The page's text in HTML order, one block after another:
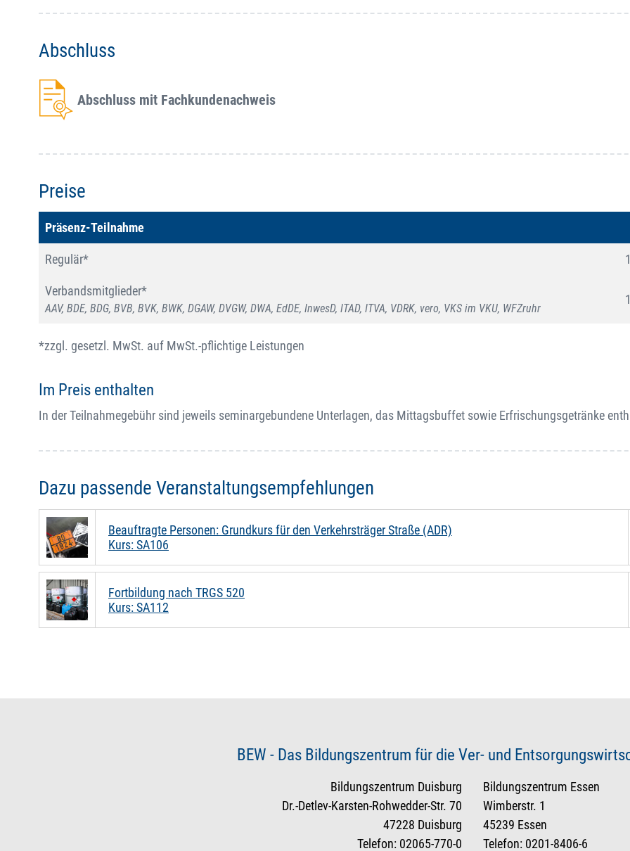
Abschluss
Abschluss mit Fachkundenachweis
Preise
Präsenz-Teilnahme
Regulär*
Verbandsmitglieder*
AAV, BDE, BDG, BVB, BVK, BWK, DGAW, DVGW, DWA, EdDE, InwesD, ITAD, ITVA, VDRK, vero, VKS im VKU, WFZruhr
*zzgl. gesetzl. MwSt. auf MwSt.-pflichtige Leistungen
Im Preis enthalten
In der Teilnahmegebühr sind jeweils seminargebundene Unterlagen, das Mittagsbuffet sowie Erfrischungsgetränke
Dazu passende Veranstaltungsempfehlungen
Beauftragte Personen: Grundkurs für den Verkehrsträger Straße (ADR)
Kurs: SA106
Fortbildung nach TRGS 520
Kurs: SA112
BEW - Das Bildungszentrum für die Ver- und
Bildungszentrum Duisburg
Dr.-Detlev-Karsten-Rohwedder-Str. 70
47228 Duisburg
Telefon: 02065-770-0
Bildungszentrum Essen
Wimberstr. 1
45239 Essen
Telefon: 0201-8406-6